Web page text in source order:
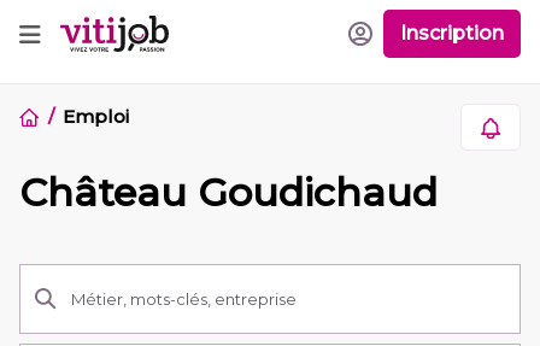
Inscription
Emploi
Château Goudichaud